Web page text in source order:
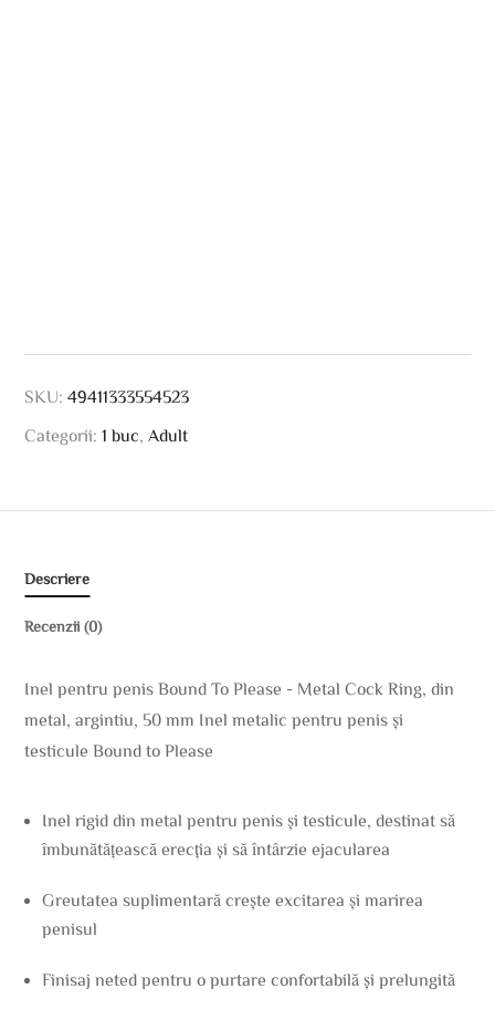
SKU:49411333554523
Categorii:1 buc Adult
Descriere
Recenzii (0)
Inel pentru penis Bound To Please - Metal Cock Ring, din
metal, argintiu, 50 mm Inel metalic pentru penis și
testicule Bound to Please
Inel rigid din metal pentru penis și testicule, destinat să
îmbunătățească erecția și să întârzie ejacularea
Greutatea suplimentară crește excitarea și marirea
penisul
Finisaj neted pentru o purtare confortabilă și prelungită